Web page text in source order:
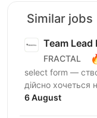
Similar jobs
Team
FRACTAL
select form —
дійсно
креативному
6 August